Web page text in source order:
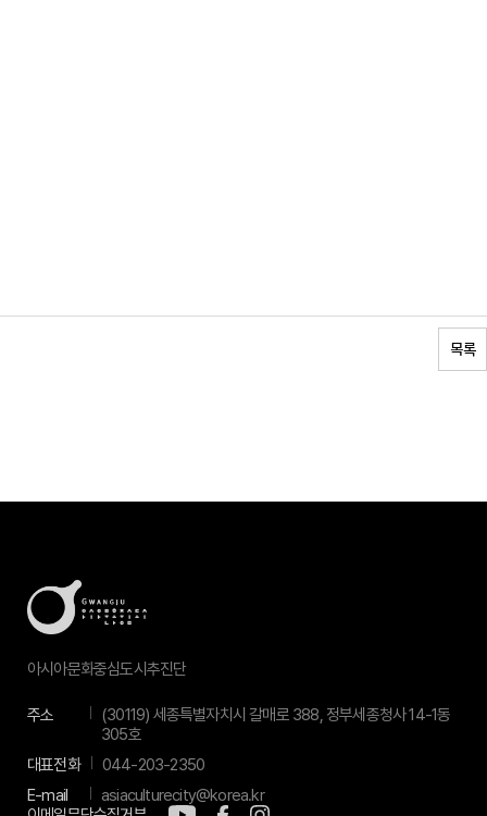
목록
아시아문화중심도시추진단
주소
(30119) 세종특별자치시 갈매로 388, 정부세종청사 14-1동
305호
대표전화
044-203-2350
E-mail
asiaculturecity@korea.kr